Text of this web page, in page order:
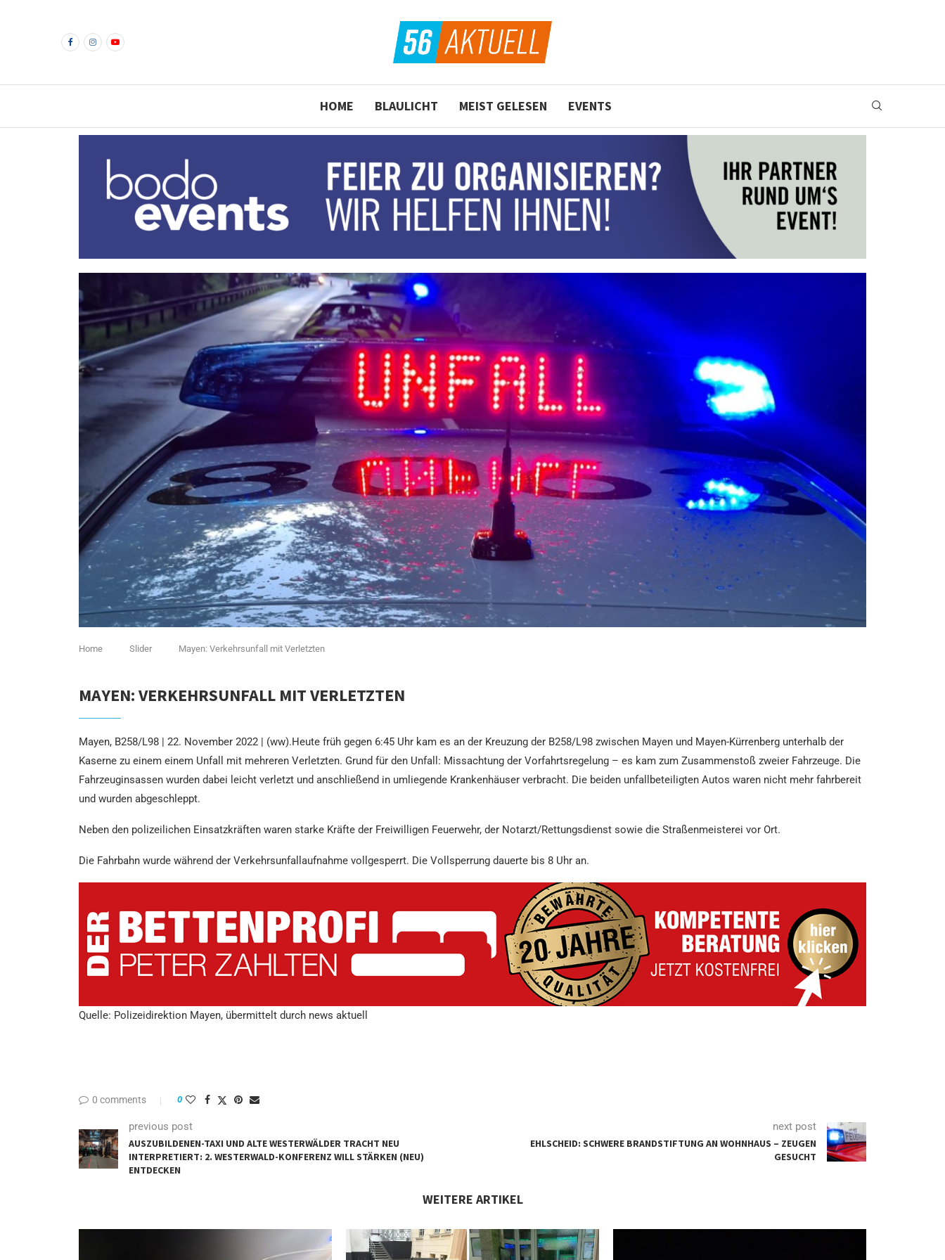
HOME BLAULICHT MEIST GELESEN EVENTS
Home Slider Mayen: Verkehrsunfall mit Verletzten
MAYEN: VERKEHRSUNFALL MIT VERLETZTEN
Mayen, B258/L98 | 22. November 2022 | (ww).Heute früh gegen 6:45 Uhr kam es an der Kreuzung der B258/L98 zwischen Mayen und Mayen-Kürrenberg unterhalb der
Kaserne zu einem einem Unfall mit mehreren Verletzten. Grund für den Unfall: Missachtung der Vorfahrtsregelung – es kam zum Zusammenstoß zweier Fahrzeuge. Die
Fahrzeuginsassen wurden dabei leicht verletzt und anschließend in umliegende Krankenhäuser verbracht. Die beiden unfallbeteiligten Autos waren nicht mehr fahrbereit
und wurden abgeschleppt.
Neben den polizeilichen Einsatzkräften waren starke Kräfte der Freiwilligen Feuerwehr, der Notarzt/Rettungsdienst sowie die Straßenmeisterei vor Ort.
Die Fahrbahn wurde während der Verkehrsunfallaufnahme vollgesperrt. Die Vollsperrung dauerte bis 8 Uhr an.
Quelle: Polizeidirektion Mayen, übermittelt durch news aktuell
0 comments 0
previous post
AUSZUBILDENEN-TAXI UND ALTE WESTERWÄLDER TRACHT NEU
INTERPRETIERT: 2. WESTERWALD-KONFERENZ WILL STÄRKEN (NEU)
ENTDECKEN
next post
EHLSCHEID: SCHWERE BRANDSTIFTUNG AN WOHNHAUS – ZEUGEN
GESUCHT
WEITERE ARTIKEL